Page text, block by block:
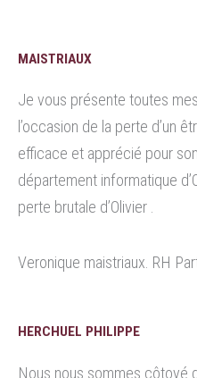
MAISTRIAUX
Je vous présente toutes
l’occasion de la perte d’un
efficace et apprécié pour
département informatique
perte brutale d’Olivier .
Veronique maistriaux. RH
HERCHUEL PHILIPPE
Nous nous sommes côtoyé